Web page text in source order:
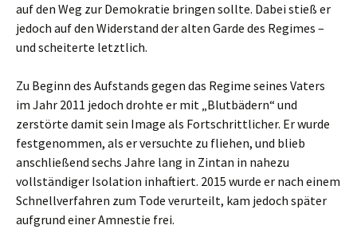
auf den Weg zur Demokratie bringen sollte. Dabei stieß er
jedoch auf den Widerstand der alten Garde des Regimes –
und scheiterte letztlich.
Zu Beginn des Aufstands gegen das Regime seines Vaters
im Jahr 2011 jedoch drohte er mit „Blutbädern“ und
zerstörte damit sein Image als Fortschrittlicher. Er wurde
festgenommen, als er versuchte zu fliehen, und blieb
anschließend sechs Jahre lang in Zintan in nahezu
vollständiger Isolation inhaftiert. 2015 wurde er nach einem
Schnellverfahren zum Tode verurteilt, kam jedoch später
aufgrund einer Amnestie frei.